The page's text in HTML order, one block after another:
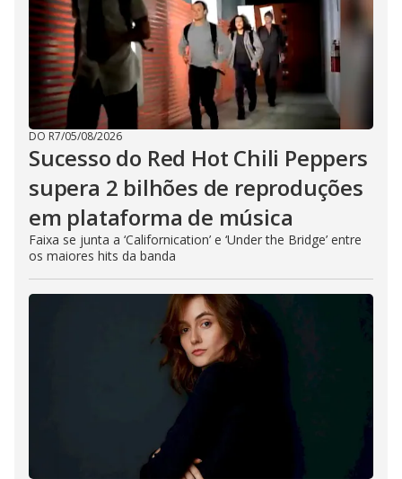
DO R7/05/08/2026
Sucesso do Red Hot Chili Peppers
supera 2 bilhões de reproduções
em plataforma de música
Faixa se junta a ‘Californication’ e ‘Under the Bridge’ entre
os maiores hits da banda